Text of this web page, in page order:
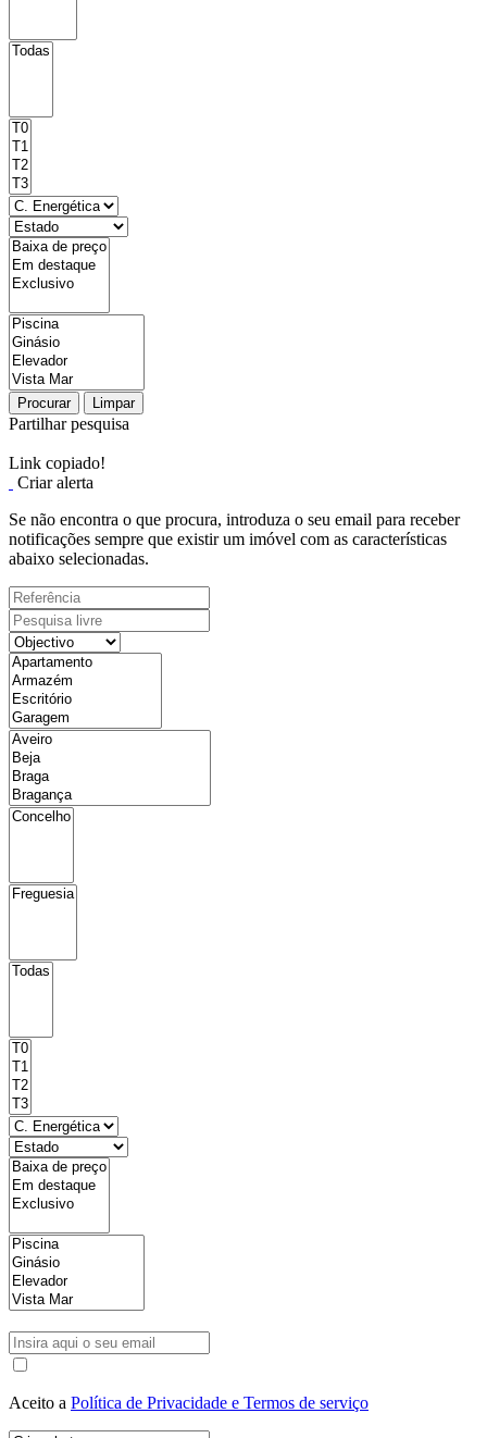
Procurar Limpar
Partilhar pesquisa
Link copiado!
Criar alerta
Se não encontra o que procura, introduza o seu email para receber
notificações sempre que existir um imóvel com as características
abaixo selecionadas.
Aceito a Política de Privacidade e Termos de serviço